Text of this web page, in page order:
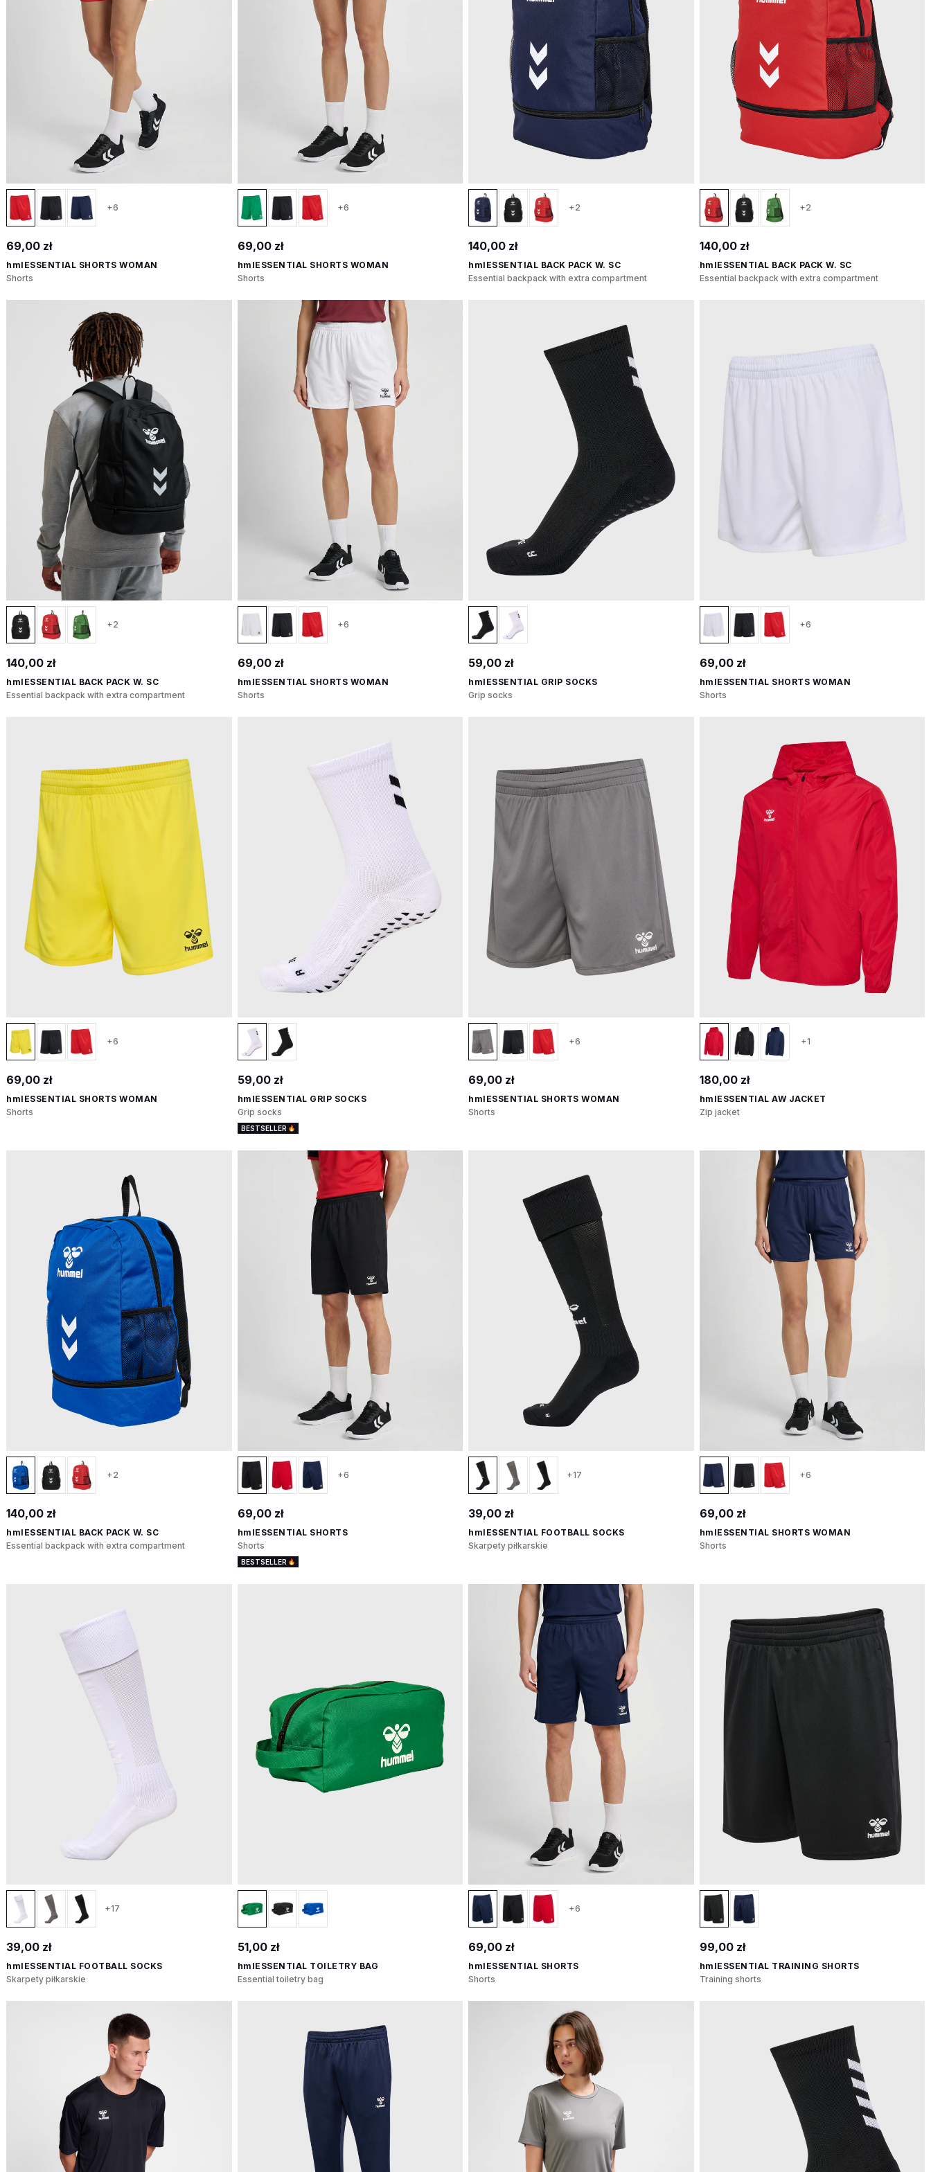
+6
69,00 zł
hmlESSENTIAL SHORTS WOMAN
Shorts
+6
69,00 zł
hmlESSENTIAL SHORTS WOMAN
Shorts
+2
140,00 zł
hmlESSENTIAL BACK PACK W. SC
Essential backpack with extra compartment
+2
140,00 zł
hmlESSENTIAL BACK PACK W. SC
Essential backpack with extra compartment
+2
140,00 zł
hmlESSENTIAL BACK PACK W. SC
Essential backpack with extra compartment
+6
69,00 zł
hmlESSENTIAL SHORTS WOMAN
Shorts
59,00 zł
hmlESSENTIAL GRIP SOCKS
Grip socks
+6
69,00 zł
hmlESSENTIAL SHORTS WOMAN
Shorts
+6
69,00 zł
hmlESSENTIAL SHORTS WOMAN
Shorts
59,00 zł
hmlESSENTIAL GRIP SOCKS
Grip socks
BESTSELLER
+6
69,00 zł
hmlESSENTIAL SHORTS WOMAN
Shorts
+1
180,00 zł
hmlESSENTIAL AW JACKET
Zip jacket
+2
140,00 zł
hmlESSENTIAL BACK PACK W. SC
Essential backpack with extra compartment
+6
69,00 zł
hmlESSENTIAL SHORTS
Shorts
BESTSELLER
+17
39,00 zł
hmlESSENTIAL FOOTBALL SOCKS
Skarpety piłkarskie
+6
69,00 zł
hmlESSENTIAL SHORTS WOMAN
Shorts
+17
39,00 zł
hmlESSENTIAL FOOTBALL SOCKS
Skarpety piłkarskie
51,00 zł
hmlESSENTIAL TOILETRY BAG
Essential toiletry bag
+6
69,00 zł
hmlESSENTIAL SHORTS
Shorts
99,00 zł
hmlESSENTIAL TRAINING SHORTS
Training shorts